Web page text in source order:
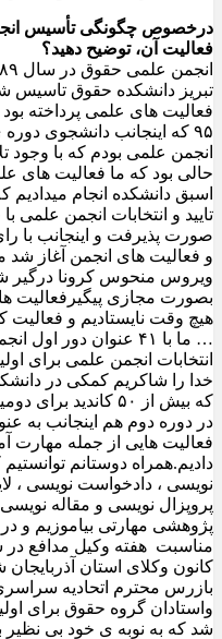
درخصوص چگونگی تأسیس
فعالیت آن، توضیح دهید؟
تبریز دانشکده حقوق تاسیس
۹۵ که اینجانب دانشجوی
انجمن علمی بودم که با وجود
حالی بود که ما فعالیت های
تایید و انتخابات انجمن
صورت پذیرفت و اینجانب با
و فعالیت های انجمن آغاز شد
ویروس منحوس کرونا درگیر
بصورت مجازی پیگیرفعالیت
هیچ وقت نایستادیم و
… ما با ۴۱ عنوان دور
انتخابات انجمن علمی برای
خدا را شاکریم کمکی در
که بیش از ۵۰ کاندید
در دوره دوم هم اینجانب به
فعالیت هایی از جمله مهارت
دادیم.همراه دوستانم
نویسی ، دادخواست نویسی ،
پروپزال نویسی و مقاله
پژوهشی مهارتی بیاموزیم و
مناسبت هفته وکیل مدافع
کانون وکلای استان
بازرس محترم اتحادیه
واستادان گروه حقوق برای
شد که به نوبه ی خود بی نظیر